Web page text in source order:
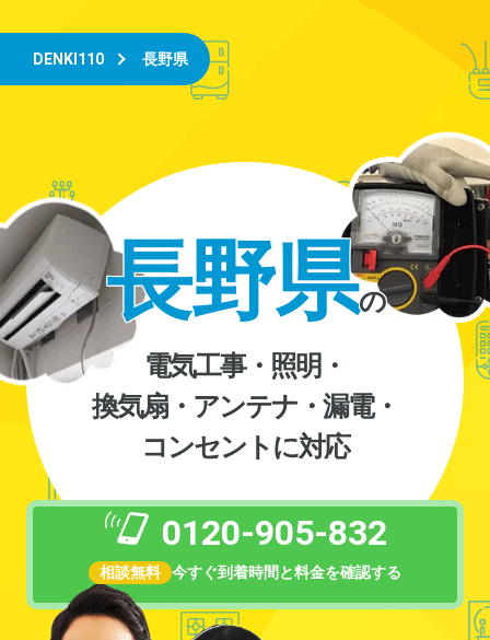
DENKI110 長野県
長野県の
電気工事・照明・
換気扇・アンテナ・漏電・
コンセントに対応
0120-905-832
相談無料 今すぐ到着時間と料金を確認する